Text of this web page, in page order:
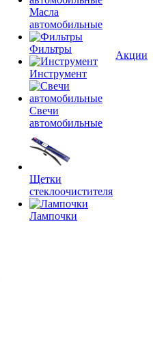
Масла
автомобильные
Фильтры
Инструмент
Свечи
автомобильные
Щетки
стеклоочистителя
Лампочки
Акции